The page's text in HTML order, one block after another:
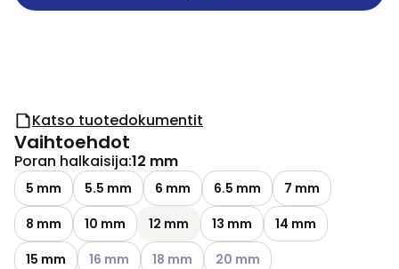
Katso tuotedokumentit
Vaihtoehdot
Poran halkaisija:12 mm
5 mm 5.5 mm 6 mm 6.5 mm
7 mm
8 mm
10 mm 12 mm 13 mm
14 mm
15 mm
Katso käytettävissä olevat vaihtoehdot
16 mm Katso käytettävissä olevat vaihtoehdot
18 mm Katso käytettävissä olevat
20 mm